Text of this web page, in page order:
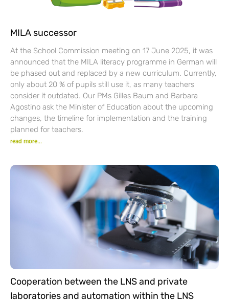
MILA successor
At the School Commission meeting on 17 June 2025, it was
announced that the MILA literacy programme in German will
be phased out and replaced by a new curriculum. Currently,
only about 20 % of pupils still use it, as many teachers
consider it outdated. Our PMs Gilles Baum and Barbara
Agostino ask the Minister of Education about the upcoming
changes, the timeline for implementation and the training
planned for teachers.
read more...
Cooperation between the LNS and private
laboratories and automation within the LNS